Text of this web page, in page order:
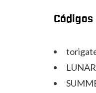
Códigos